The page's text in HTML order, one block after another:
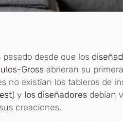
desde que los
Grossabrieran su
no existían los tableros de
) y los diseñadores debían
creaciones.